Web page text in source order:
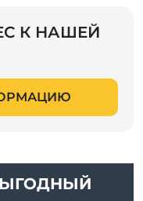
К НАШЕЙ